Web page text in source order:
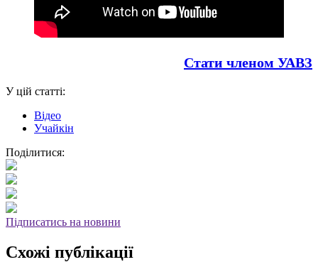
Стати членом УАВЗ
У цій статті:
Відео
Учайкін
Поділитися:
Підписатись на новини
Схожі публікації